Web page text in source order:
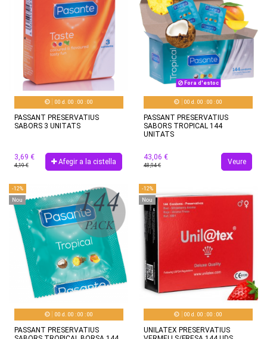
00 d. 00 :00 :00
PASSANT PRESERVATIUS
SABORS 3 UNITATS
3,69 €
4,19 € Afegir a la cistella
Fora d'estoc
00 d. 00 :00 :00
PASSANT PRESERVATIUS
SABORS TROPICAL 144
UNITATS
43,06 €
48,94 € Veure
-12%
Nou
00 d. 00 :00 :00
PASSANT PRESERVATIUS
-12%
Nou
00 d. 00 :00 :00
UNILATEX PRESERVATIUS